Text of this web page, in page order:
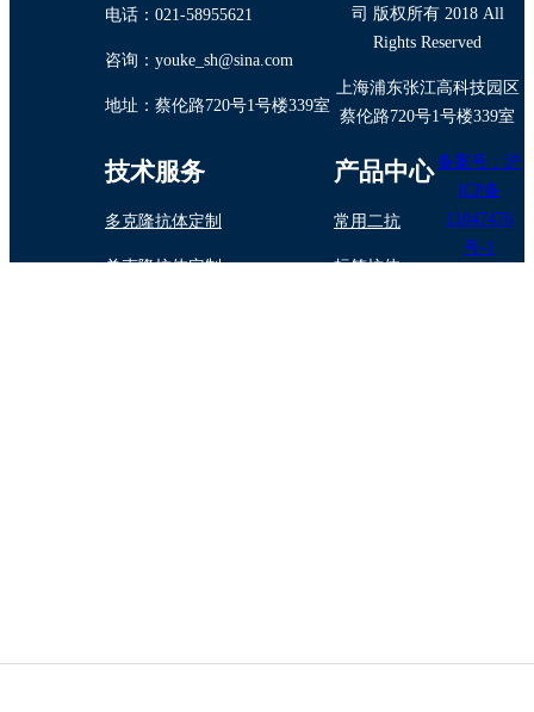
电话：021-58955621
咨询：youke_sh@sina.com
地址：蔡伦路720号1号楼339室
技术服务
多克隆抗体定制
单克隆抗体定制
产品中心
常用二抗
标签抗体
司 版权所有 2018 All
Rights Reserved
上海浦东张江高科技园区
蔡伦路720号1号楼339室
备案号：沪
ICP备
11047476
号-1